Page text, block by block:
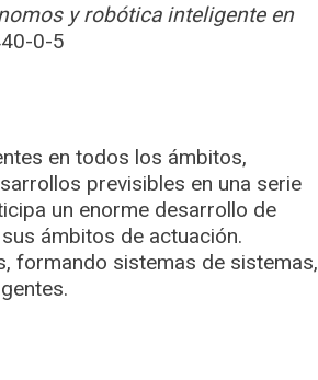
y robótica inteligente en
0-5
en todos los ámbitos,
previsibles en una serie
un enorme desarrollo de
ámbitos de actuación.
formando sistemas de sistemas,